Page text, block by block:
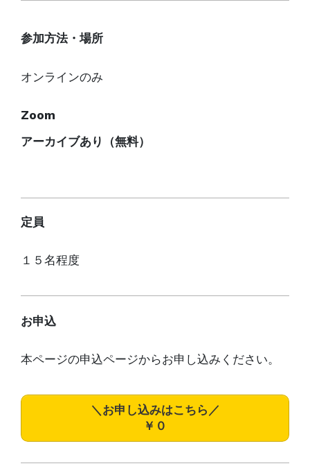
参加方法・ 場所
オンラインのみ
Zoom
アーカイブあり（無料）
定員
１５名程度
お申込
本ページの申込ページからお申し込みください。
＼お申し込みはこちら／
￥０